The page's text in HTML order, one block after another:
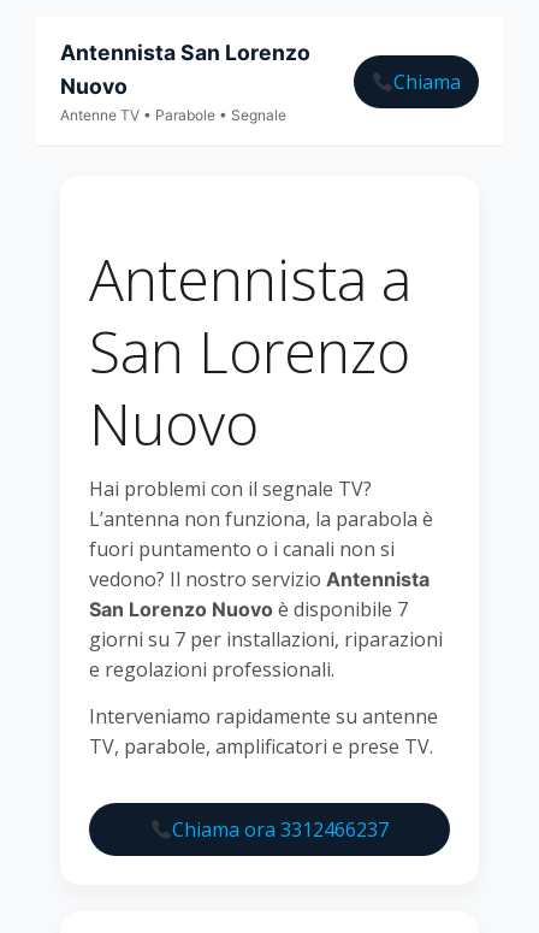
Antennista San Lorenzo
Nuovo
Antenne TV • Parabole • Segnale
Chiama
Antennista a
San Lorenzo
Nuovo
Hai problemi con il segnale TV?
L’antenna non funziona, la parabola è
fuori puntamento o i canali non si
vedono? Il nostro servizio Antennista
San Lorenzo Nuovo è disponibile 7
giorni su 7 per installazioni, riparazioni
e regolazioni professionali.
Interveniamo rapidamente su antenne
TV, parabole, amplificatori e prese TV.
Chiama ora 3312466237